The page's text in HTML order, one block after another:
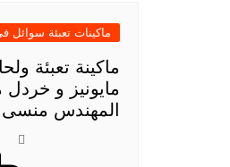
ماكينات تعبئة سوائل
ماكينة تعبئة
المهندس منسى